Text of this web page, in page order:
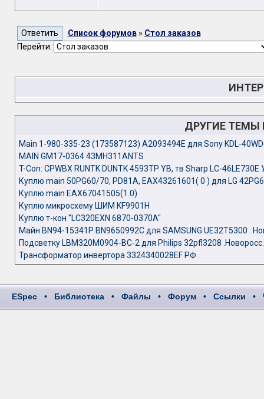
Список форумов» Стол заказов
Перейти:
ДРУГИЕ ТЕМЫ
Main 1-980-335-23 (173587123) A2093494E для Sony KDL-
MAIN GM17-0364 43MH311ANTS
T-Con: CPWBX RUNTK DUNTK 4593TP YB, тв Sharp LC-46LE730E
Куплю main 50PG60/70, PD81A, EAX43261601( 0 ) для LG
Куплю main EAX67041505(1.0)
Куплю микросхему ШИМ KF9901H
Куплю т-кон "LC320EXN 6870-0370A"
Майн BN94-15341P BN9650992C для SAMSUNG UE32T5300 .
Подсветку LBM320M0904-BC-2 для Philips 32pfl3208 .Новоросс.
Трансформатор инвертора 3324340028EF РФ .
ESpec • Библиотека • Файлы • Форум • Ссылки •